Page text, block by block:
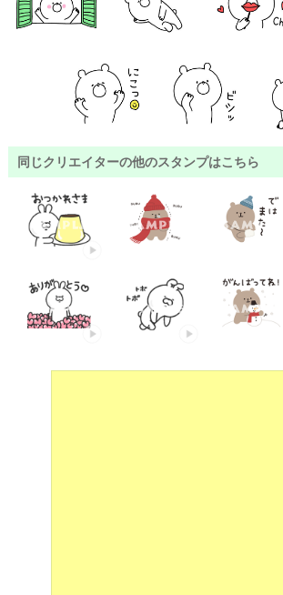
同じクリエイターの他のスタンプはこちら